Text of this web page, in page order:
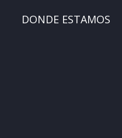
DONDE ESTAMOS